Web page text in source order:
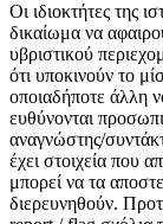
Οι ιδιοκτήτες της
δικαίωμα να
υβριστικού
ότι υποκινούν το
οποιαδήποτε άλλη
ευθύνονται
αναγνώστης/
έχει στοιχεία που
μπορεί να τα
διερευνηθούν.